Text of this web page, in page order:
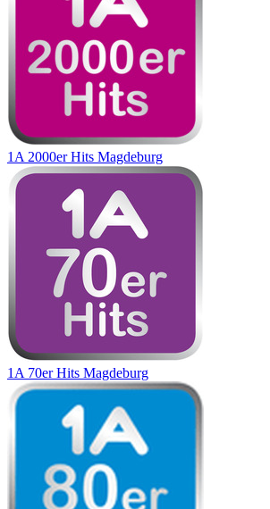
1A 2000er Hits Magdeburg
1A 70er Hits Magdeburg